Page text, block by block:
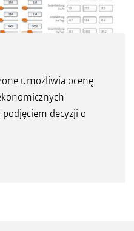
umożliwia ocenę
decyzji o